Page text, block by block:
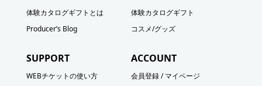
体験カタログギフトとは
Producer’s Blog
体験カタログギフト
コスメ/グッズ
SUPPORT
WEBチケットの使い方
ACCOUNT
会員登録 / マイページ